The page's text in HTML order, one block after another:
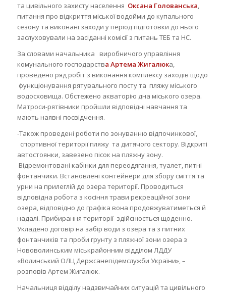
та цивільного захисту населення Оксана Голованська,
питання про відкриття міської водойми до купального
сезону та виконані заходи у період підготовки до нього
заслуховували на засіданні комісії з питань ТЕБ та НС.
За словами начальника виробничого управління
комунального господарства Артема Жигалюка,
проведено ряд робіт з виконання комплексу заходів щодо
функціонування рятувального посту та пляжу міського
водосховища. Обстежено акваторію дна міського озера.
Матроси-рятівники пройшли відповідні навчання та
мають наявні посвідчення.
-Також проведені роботи по зонуванню відпочинкової,
спортивної території пляжу та дитячого сектору. Відкриті
автостоянки, завезено пісок на пляжну зону.
Відремонтовані кабінки для переодягання, туалет, питні
фонтанчики. Встановлені контейнери для збору сміття та
урни на прилеглій до озера території. Проводиться
відповідна робота з косіння трави рекреаційної зони
озера, відповідно до графіка вона продовжуватиметься й
надалі. Прибирання території здійснюється щоденно.
Укладено договір на забір води з озера та з питних
фонтанчиків та проби грунту з пляжної зони озера з
Нововолинським міськрайонним відділом ЛДДУ
«Волинський ОЛЦ Держсанепідемслужби України», –
розповів Артем Жигалюк.
Начальниця відділу надзвичайних ситуацій та цивільного